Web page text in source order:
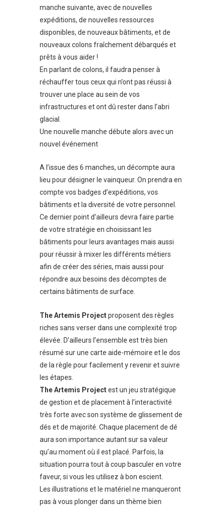
manche suivante, avec de nouvelles
expéditions, de nouvelles ressources
disponibles, de nouveaux bâtiments, et de
nouveaux colons fraîchement débarqués et
prêts à vous aider !
En parlant de colons, il faudra penser à
réchauffer tous ceux qui n’ont pas réussi à
trouver une place au sein de vos
infrastructures et ont dû rester dans l’abri
glacial.
Une nouvelle manche débute alors avec un
nouvel événement
A l’issue des 6 manches, un décompte aura
lieu pour désigner le vainqueur. On prendra en
compte vos badges d’expéditions, vos
bâtiments et la diversité de votre personnel.
Ce dernier point d’ailleurs devra faire partie
de votre stratégie en choisissant les
bâtiments pour leurs avantages mais aussi
pour réussir à mixer les différents métiers
afin de créer des séries, mais aussi pour
répondre aux besoins des décomptes de
certains bâtiments de surface.
The Artemis Projectproposent des règles
riches sans verser dans une complexité trop
élevée. D’ailleurs l’ensemble est très bien
résumé sur une carte aide-mémoire et le dos
de la règle pour facilement y revenir et suivre
les étapes.
The Artemis Projectest un jeu stratégique
de gestion et de placement à l’interactivité
très forte avec son système de glissement de
dés et de majorité. Chaque placement de dé
aura son importance autant sur sa valeur
qu’au moment où il est placé. Parfois, la
situation pourra tout à coup basculer en votre
faveur, si vous les utilisez à bon escient.
Les illustrations et le matériel ne manqueront
pas à vous plonger dans un thème bien